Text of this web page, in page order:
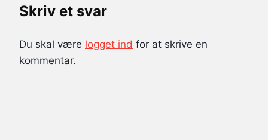
Skriv et svar
Du skal være logget ind for at skrive en
kommentar.